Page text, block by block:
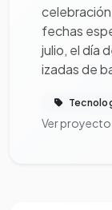
fechas
julio, el día
izadas de
Ver proyecto